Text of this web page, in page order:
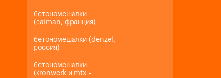
бетономешалки
(caiman, франция)
бетономешалки (denzel,
россия)
бетономешалки
(kronwerk и mtx -